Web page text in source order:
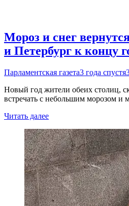
Мороз и снег
и Петербург к концу
Парламентская газета3 года спустя
Новый год жители обеих столиц,
встречать с небольшим морозом и
Читать далее